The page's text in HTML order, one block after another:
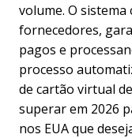
volume. O
fornecedores,
pagos e
processo
de cartão virtual
superar em 2026
nos EUA que